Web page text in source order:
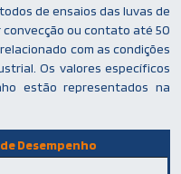
de ensaios das luvas de
ou contato até 50
com as condições
Os valores específicos
estão representados na
Desempenho